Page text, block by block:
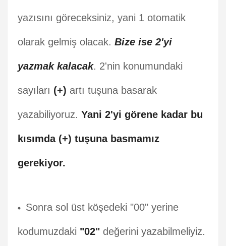
yazısını göreceksiniz, yani 1 otomatik
olarak gelmiş olacak. Bize ise 2'yi
yazmak kalacak. 2'nin konumundaki
sayıları (+) artı tuşuna basarak
yazabiliyoruz. Yani 2'yi görene kadar bu
kısımda (+) tuşuna basmamız
gerekiyor.
Sonra sol üst köşedeki "00" yerine
kodumuzdaki "02" değerini yazabilmeliyiz.